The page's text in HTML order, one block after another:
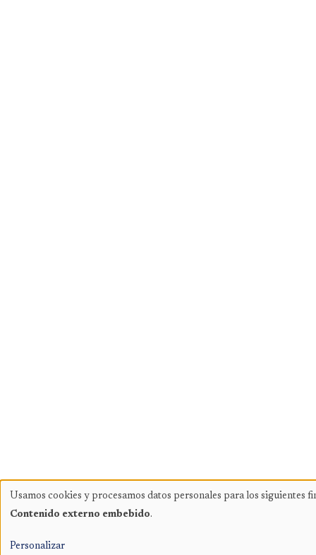
Uso
datos
Usamos cookies y procesamos datos personales para los siguientes
Contenido externo embebido.
Personalizar